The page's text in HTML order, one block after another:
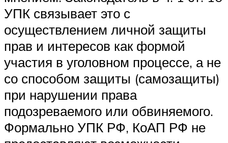
УПК связывает это с
осуществлением личной защиты
прав и интересов как формой
участия в уголовном процессе, а не
со способом защиты (самозащиты)
при нарушении права
подозреваемого или обвиняемого.
Формально УПК РФ, КоАП РФ не